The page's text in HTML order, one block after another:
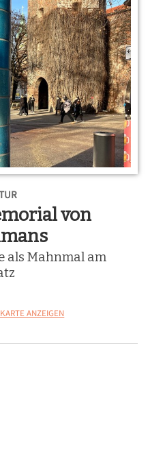
von
als Mahnmal am
ANZEIGEN